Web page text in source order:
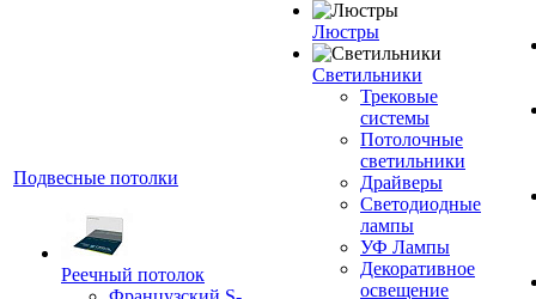
Подвесные потолки
Реечный потолок
Люстры
Светильники
Трековые
системы
Потолочные
светильники
Драйверы
Светодиодные
лампы
УФ Лампы
Декоративное
освещение